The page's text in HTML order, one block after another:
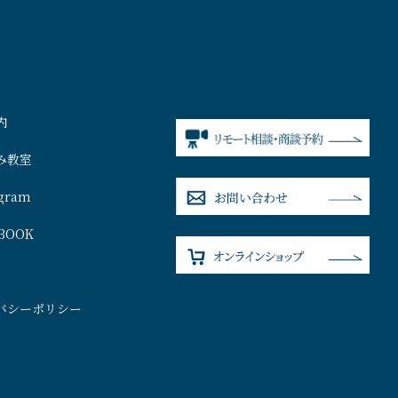
教室
シーポリシー